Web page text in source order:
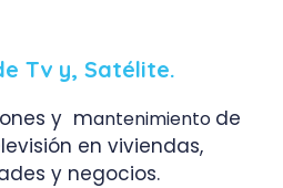
Tv y, Satélite.
y mantenimiento de
en viviendas,
y negocios.